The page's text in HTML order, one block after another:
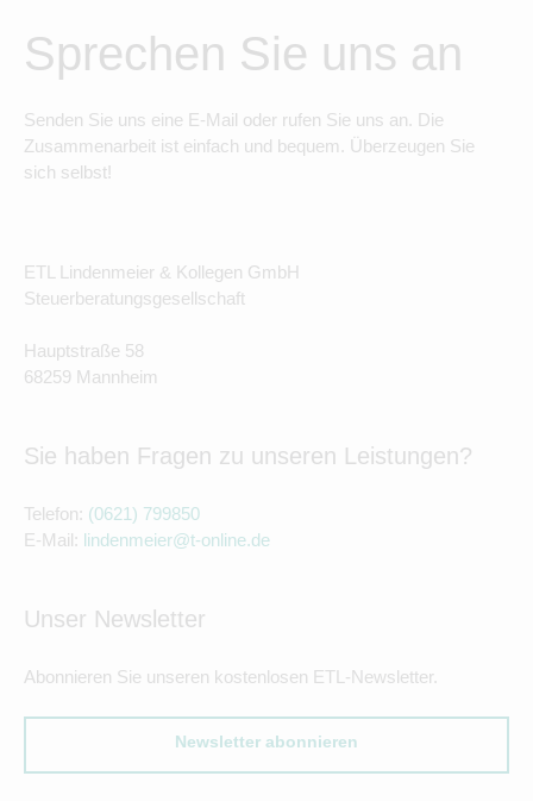
Sprechen Sie uns an
Senden Sie uns eine E-Mail oder rufen Sie uns an. Die
Zusammenarbeit ist einfach und bequem. Überzeugen Sie
sich selbst!
ETL Lindenmeier & Kollegen GmbH
Steuerberatungsgesellschaft
Hauptstraße 58
68259 Mannheim
Sie haben Fragen zu unseren Leistungen?
Telefon: (0621) 799850
E-Mail: lindenmeier@t-online.de
Unser Newsletter
Abonnieren Sie unseren kostenlosen ETL-Newsletter.
Newsletter abonnieren